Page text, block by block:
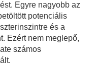
Egyre nagyobb az
potenciális
és a
Ezért nem meglepő,
számos